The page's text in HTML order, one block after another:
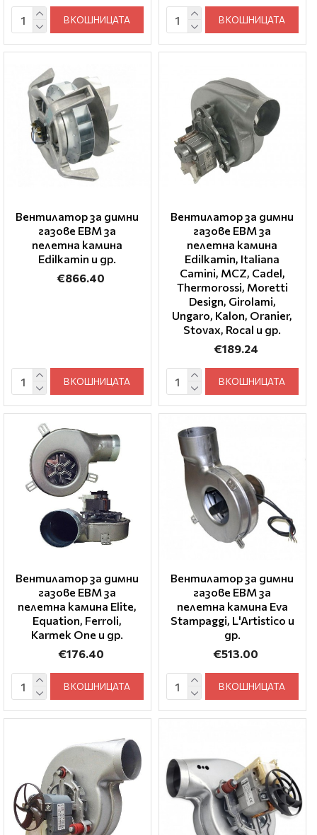
В КОШНИЦАТА В КОШНИЦАТА
Вентилатор за димни
газове EBM за
пелетна камина
Edilkamin и др.
€866.40
В КОШНИЦАТА
Вентилатор за димни
газове EBM за
пелетна камина
Edilkamin, Italiana
Camini, MCZ, Cadel,
Thermorossi, Moretti
Design, Girolami,
Ungaro, Kalon, Oranier,
Stovax, Rocal и др.
€189.24
В КОШНИЦАТА
Вентилатор за димни
газове EBM за
пелетна камина Elite,
Equation, Ferroli,
Karmek One и др.
€176.40
В КОШНИЦАТА
Вентилатор за димни
газове EBM за
пелетна камина Eva
Stampaggi, L'Artistico и
др.
€513.00
В КОШНИЦАТА